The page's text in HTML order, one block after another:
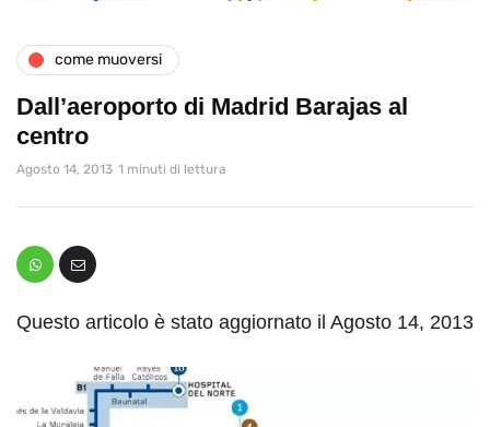
come muoversi
Dall’aeroporto di Madrid Barajas al
centro
Agosto 14, 2013 1 minuti di lettura
Questo articolo è stato aggiornato il Agosto 14, 2013